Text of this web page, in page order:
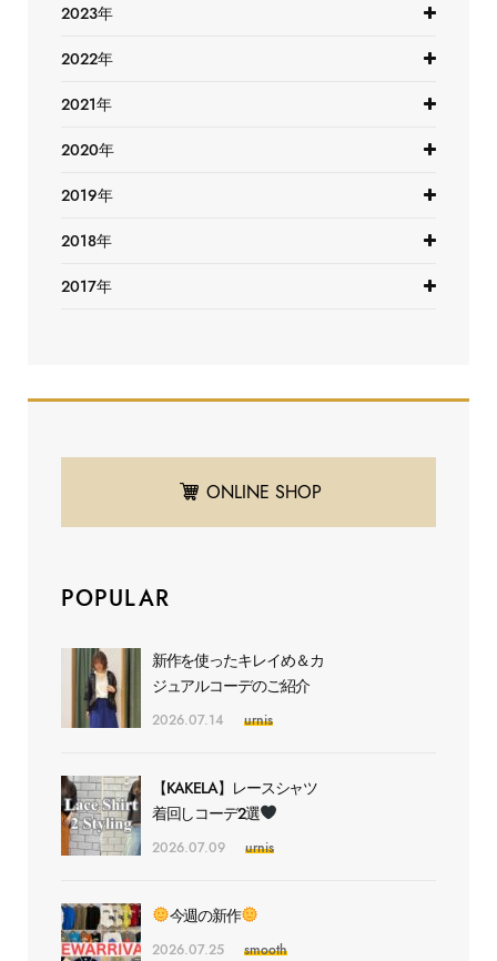
2023年
2022年
2021年
2020年
2019年
2018年
2017年
ONLINE SHOP
POPULAR
新作を使ったキレイめ＆カ
ジュアルコーデのご紹介
2026.07.14 urnis
【KAKELA】レースシャツ
着回しコーデ2選
2026.07.09 urnis
今週の新作
2026.07.25 smooth